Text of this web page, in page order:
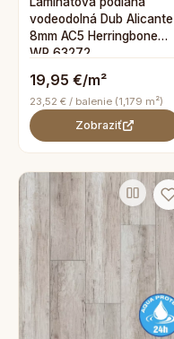
vodeodolná Dub Alicante
8mm AC5 Herringbone
WR 63272
19,95 €/m²
23,52 € / balenie (1,179 m²)
Zobraziť